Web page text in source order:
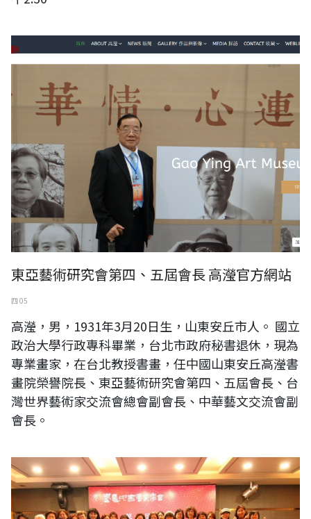
東亞藝術研究會第四、五屆會長 高瀅官方網站
東亞藝術研究會第四、五屆會長 高瀅官方網站
四 05
高瀅，男，1931年3月20日生，山東安丘市人。 國立
政治大學行政專科畢業，台北市政府秘書退休，現為
專業畫家，在台北教授書畫，任中國山東安丘高瀅書
畫院榮譽院長、東亞藝術研究會第四、五屆會長、台
灣世界藝術家交流會總會副會長、中華藝文交流會副
會長。
連瑞芬接任臺灣女書法家學會第五屆理事長